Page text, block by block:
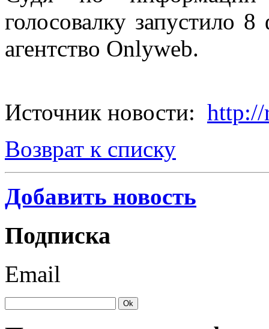
голосовалку запустило
агентство Onlyweb.
Источник новости: http://
Возврат к списку
Добавить новость
Подписка
Email